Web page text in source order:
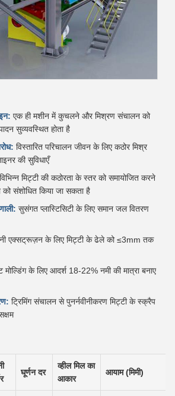
एक ही मशीन में कुचलने और मिश्रण संचालन को
सुव्यवस्थित होता है
विस्तारित परिचालन जीवन के लिए कठोर मिश्र
की सुविधाएँ
विभिन्न मिट्टी की कठोरता के स्तर को समायोजित करने
संशोधित किया जा सकता है
सुसंगत प्लास्टिसिटी के लिए समान जल वितरण
एक्सट्रूज़न के लिए मिट्टी के ढेले को ≤3mm तक
मोल्डिंग के लिए आदर्श 18-22% नमी की मात्रा बनाए
ट्रिमिंग संचालन से पुनर्नवीनीकरण मिट्टी के स्क्रैप
घूर्णन दर
व्हील मिल का
आकार
आयाम (मिमी)